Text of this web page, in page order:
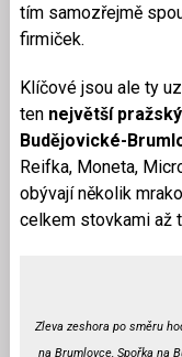
tím samozřejmě
firmiček.
Klíčové jsou ale ty
ten největší
Budějovické-
Reifka, Moneta,
obývají několik
celkem stovkami až
Zleva zeshora po směru
na Brumlovce, Spořka na